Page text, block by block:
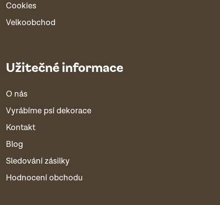
Cookies
Velkoobchod
Užitečné informace
O nás
Vyrábíme psí dekorace
Kontakt
Blog
Sledování zásilky
Hodnocení obchodu